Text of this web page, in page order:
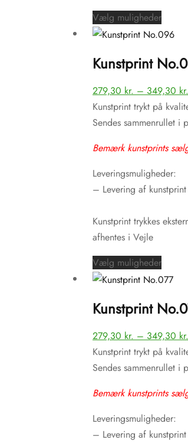
Vælg mulighederDette
vare
flere
kan
vælges
på
Kunstprint
279,30 kr. – 349,30 kr.
Kunstprint trykt på
Sendes sammenrullet i
Bemærk kunstprints
Leveringsmuligheder:
– Levering af
Kunstprint trykkes
afhentes i Vejle
Vælg mulighederDette
vare
flere
kan
vælges
på
Kunstprint
279,30 kr. – 349,30 kr.
Kunstprint trykt på
Sendes sammenrullet i
Bemærk kunstprints
Leveringsmuligheder:
– Levering af